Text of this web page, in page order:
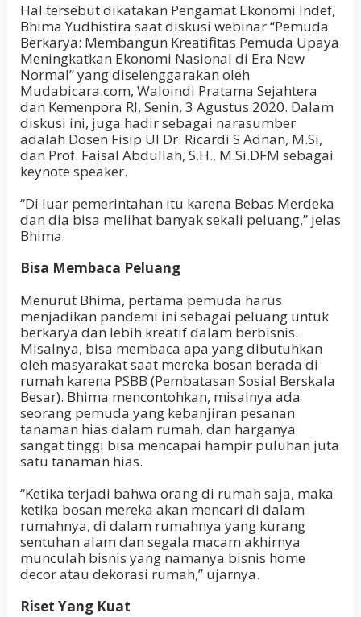
Hal tersebut dikatakan Pengamat Ekonomi Indef,
Bhima Yudhistira saat diskusi webinar “Pemuda
Berkarya: Membangun Kreatifitas Pemuda Upaya
Meningkatkan Ekonomi Nasional di Era New
Normal” yang diselenggarakan oleh
Mudabicara.com, Waloindi Pratama Sejahtera
dan Kemenpora RI, Senin, 3 Agustus 2020. Dalam
diskusi ini, juga hadir sebagai narasumber
adalah Dosen Fisip UI Dr. Ricardi S Adnan, M.Si,
dan Prof. Faisal Abdullah, S.H., M.Si.DFM sebagai
keynote speaker.
“Di luar pemerintahan itu karena Bebas Merdeka
dan dia bisa melihat banyak sekali peluang,” jelas
Bhima.
Bisa Membaca Peluang
Menurut Bhima, pertama pemuda harus
menjadikan pandemi ini sebagai peluang untuk
berkarya dan lebih kreatif dalam berbisnis.
Misalnya, bisa membaca apa yang dibutuhkan
oleh masyarakat saat mereka bosan berada di
rumah karena PSBB (Pembatasan Sosial Berskala
Besar). Bhima mencontohkan, misalnya ada
seorang pemuda yang kebanjiran pesanan
tanaman hias dalam rumah, dan harganya
sangat tinggi bisa mencapai hampir puluhan juta
satu tanaman hias.
“Ketika terjadi bahwa orang di rumah saja, maka
ketika bosan mereka akan mencari di dalam
rumahnya, di dalam rumahnya yang kurang
sentuhan alam dan segala macam akhirnya
munculah bisnis yang namanya bisnis home
decor atau dekorasi rumah,” ujarnya.
Riset Yang Kuat